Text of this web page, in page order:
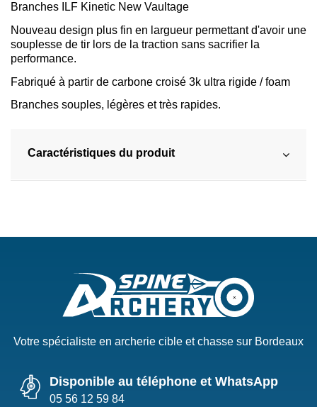
Branches ILF Kinetic New Vaultage
Nouveau design plus fin en largueur permettant d'avoir une
souplesse de tir lors de la traction sans sacrifier la
performance.
Fabriqué à partir de carbone croisé 3k ultra rigide / foam
Branches souples, légères et très rapides.
Caractéristiques du produit
Votre spécialiste en archerie cible et chasse sur Bordeaux
Disponible au téléphone et WhatsApp
05 56 12 59 84